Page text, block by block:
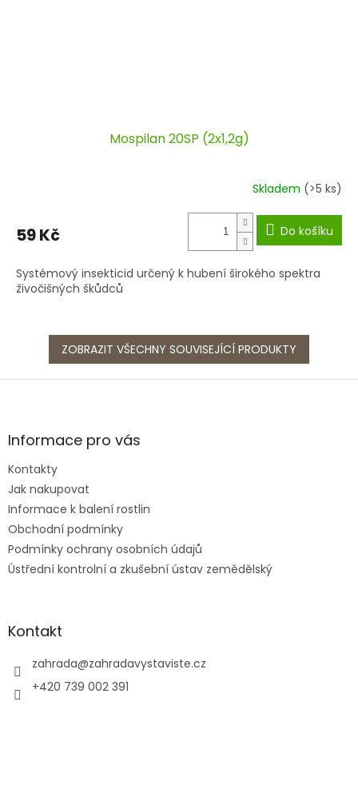
Mospilan 20SP (2x1,2g)
Skladem (>5 ks)
59 Kč Do košíku
Systémový insekticid určený k hubení širokého spektra
živočišných škůdců
ZOBRAZIT VŠECHNY SOUVISEJÍCÍ PRODUKTY
Z
aInformace pro vás
Kontakty
Jak nakupovat
Informace k balení rostlin
Obchodní podmínky
Podmínky ochrany osobních údajů
Ústřední kontrolní a zkušební ústav zemědělský
Kontakt
zahrada@zahradavystaviste.cz
+420 739 002 391